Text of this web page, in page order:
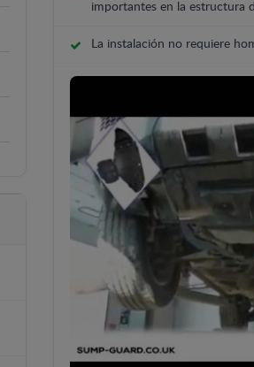
importantes en la estructura
La instalación no requiere